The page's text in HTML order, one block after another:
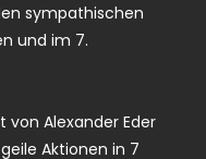
sympathischen
und im 7.
von Alexander Eder
Aktionen in 7